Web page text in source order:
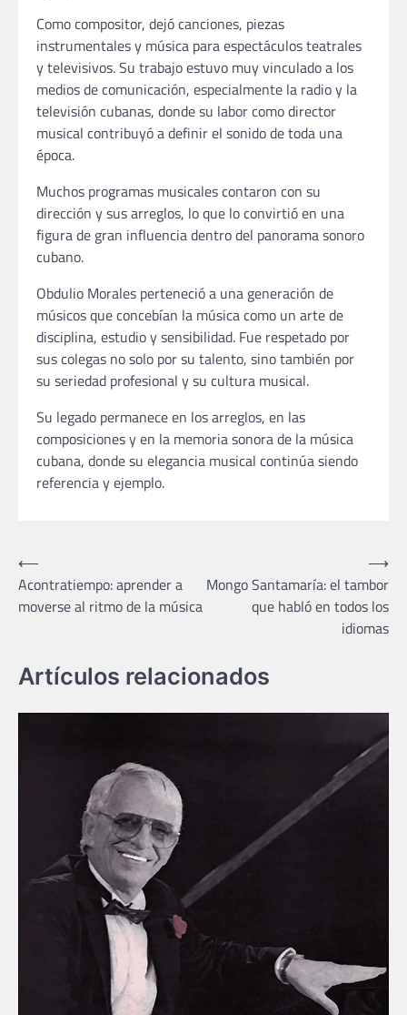
Como compositor, dejó canciones, piezas
instrumentales y música para espectáculos teatrales
y televisivos. Su trabajo estuvo muy vinculado a los
medios de comunicación, especialmente la radio y la
televisión cubanas, donde su labor como director
musical contribuyó a definir el sonido de toda una
época.
Muchos programas musicales contaron con su
dirección y sus arreglos, lo que lo convirtió en una
figura de gran influencia dentro del panorama sonoro
cubano.
Obdulio Morales perteneció a una generación de
músicos que concebían la música como un arte de
disciplina, estudio y sensibilidad. Fue respetado por
sus colegas no solo por su talento, sino también por
su seriedad profesional y su cultura musical.
Su legado permanece en los arreglos, en las
composiciones y en la memoria sonora de la música
cubana, donde su elegancia musical continúa siendo
referencia y ejemplo.
Navegación
de
entradas
⟵
Acontratiempo: aprender a
moverse al ritmo de la música
Mongo Santamaría: el tambor
que habló en todos los
idiomas
⟶
Artículos relacionados